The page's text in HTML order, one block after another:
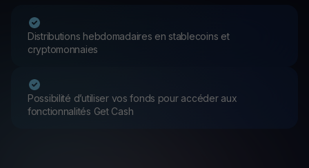
Distributions hebdomadaires en stablecoins et
cryptomonnaies
Possibilité d’utiliser vos fonds pour accéder aux
fonctionnalités Get Cash